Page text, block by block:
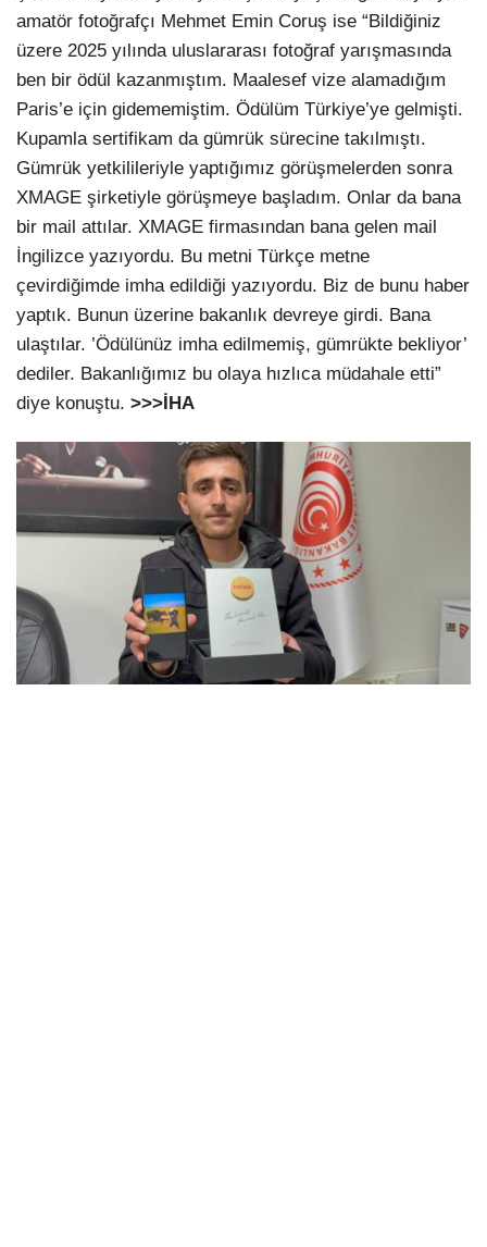
amatör fotoğrafçı Mehmet Emin Coruş ise “Bildiğiniz
üzere 2025 yılında uluslararası fotoğraf yarışmasında
ben bir ödül kazanmıştım. Maalesef vize alamadığım
Paris’e için gidememiştim. Ödülüm Türkiye’ye gelmişti.
Kupamla sertifikam da gümrük sürecine takılmıştı.
Gümrük yetkilileriyle yaptığımız görüşmelerden sonra
XMAGE şirketiyle görüşmeye başladım. Onlar da bana
bir mail attılar. XMAGE firmasından bana gelen mail
İngilizce yazıyordu. Bu metni Türkçe metne
çevirdiğimde imha edildiği yazıyordu. Biz de bunu haber
yaptık. Bunun üzerine bakanlık devreye girdi. Bana
ulaştılar. ’Ödülünüz imha edilmemiş, gümrükte bekliyor’
dediler. Bakanlığımız bu olaya hızlıca müdahale etti”
diye konuştu. >>>İHA